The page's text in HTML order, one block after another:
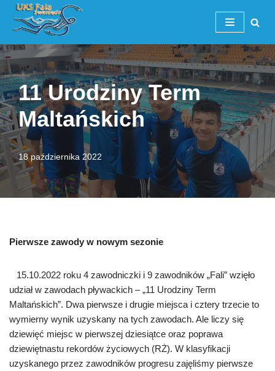
Przejdź
do
treści
11 Urodziny Term
Maltańskich
18 października 2022
Pierwsze zawody w nowym sezonie
15.10.2022 roku 4 zawodniczki i 9 zawodników „Fali” wzięło
udział w zawodach pływackich – „11 Urodziny Term
Maltańskich”. Dwa pierwsze i drugie miejsca i cztery trzecie to
wymierny wynik uzyskany na tych zawodach. Ale liczy się
dziewięć miejsc w pierwszej dziesiątce oraz poprawa
dziewiętnastu rekordów życiowych (RŻ). W klasyfikacji
uzyskanego przez zawodników progresu zajęliśmy pierwsze